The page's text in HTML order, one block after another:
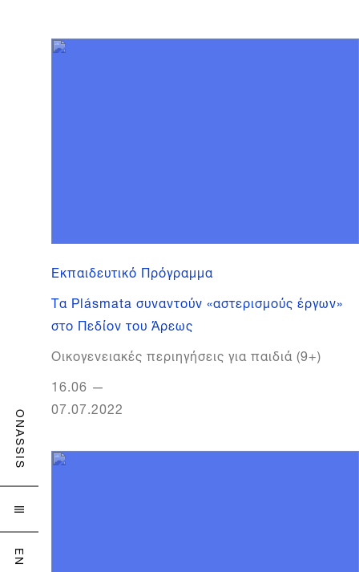
ONASSIS

EN
Εκπαιδευτικό Πρόγραμμα
Τα Plásmata συναντούν «αστερισμούς έργων»
στο Πεδίον του Άρεως
Οικογενειακές περιηγήσεις για παιδιά (9+)
16.06 —
07.07.2022